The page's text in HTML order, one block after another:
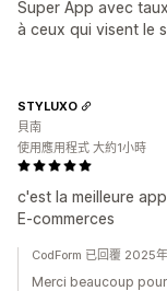
Super App avec
à ceux qui visent le
c'est la meilleure
E-commerces
STYLUXO
貝南
使用應用程式 大約1小時
CodForm 已回覆 2025
Merci beaucoup